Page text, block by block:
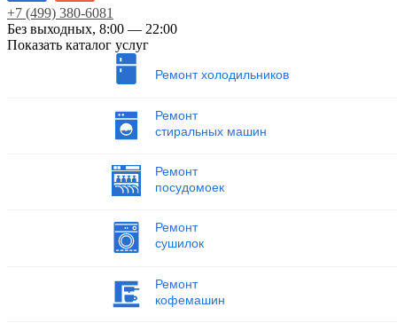
+7 (499) 380-6081
Без выходных, 8:00 — 22:00
Показать каталог услуг
Ремонт холодильников
Ремонт
стиральных машин
Ремонт
посудомоек
Ремонт
сушилок
Ремонт
кофемашин